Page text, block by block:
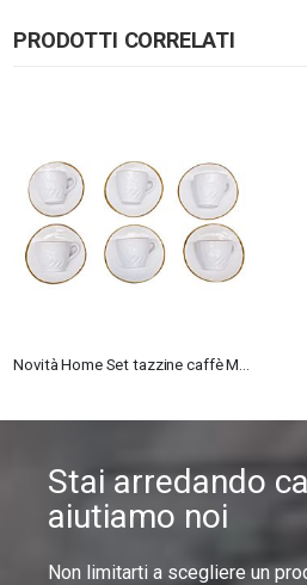
PRODOTTI CORRELATI
Stai arredando
aiutiamo noi
Non limitarti a scegliere un